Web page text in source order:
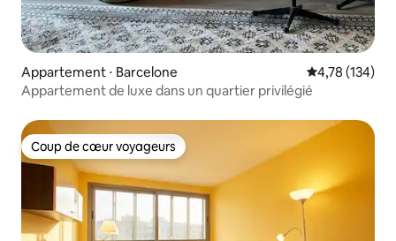
Appartement ⋅ Barcelone Évaluation
4,78 (134)
Appartement de luxe dans un quartier privilégié
Coup de cœur voyageurs
Coup de cœur voyageurs